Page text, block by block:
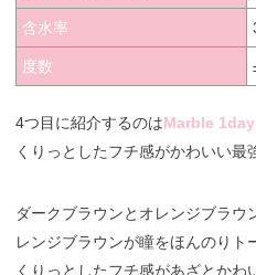
含水率
度数
4つ目に紹介するのはMarble 1day
くりっとしたフチ感がかわいい最
ダークブラウンとオレンジブラウ
レンジブラウンが瞳をほんのりト
くりっとしたフチ感があざとか